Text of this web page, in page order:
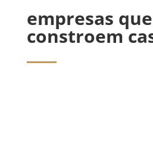
empresas que
constroem